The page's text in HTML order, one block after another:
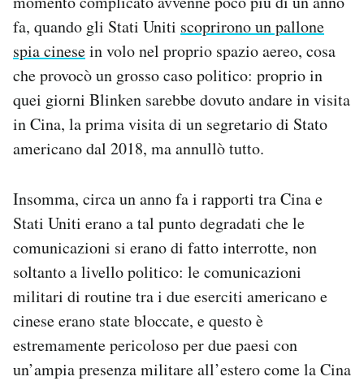
fa, quando gli Stati Uniti scoprirono un pallone
spia cinesein volo nel proprio spazio aereo, cosa
che provocò un grosso caso politico: proprio in
quei giorni Blinken sarebbe dovuto andare in visita
in Cina, la prima visita di un segretario di Stato
americano dal 2018, ma annullò tutto.
Insomma, circa un anno fa i rapporti tra Cina e
Stati Uniti erano a tal punto degradati che le
comunicazioni si erano di fatto interrotte, non
soltanto a livello politico: le comunicazioni
militari di routine tra i due eserciti americano e
cinese erano state bloccate, e questo è
estremamente pericoloso per due paesi con
un’ampia presenza militare all’estero come la Cina